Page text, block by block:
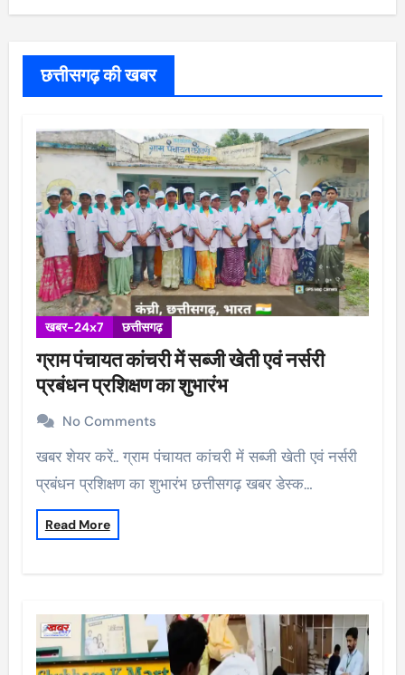
छत्तीसगढ़ की खबर
खबर-24x7 छत्तीसगढ़
ग्राम पंचायत कांचरी में सब्जी खेती एवं नर्सरी
प्रबंधन प्रशिक्षण का शुभारंभ
No Comments
खबर शेयर करें.. ग्राम पंचायत कांचरी में सब्जी खेती एवं नर्सरी
प्रबंधन प्रशिक्षण का शुभारंभ छत्तीसगढ़ खबर डेस्क…
Read More